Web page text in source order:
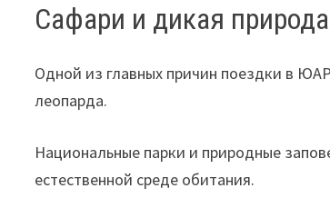
Сафари и дикая природа
Одной из главных причин поездки в
леопарда.
Национальные парки и природные
естественной среде обитания.